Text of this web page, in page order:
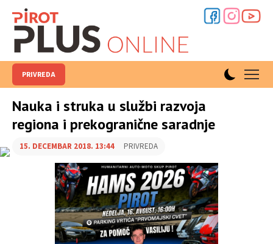
PRIVREDA
Nauka i struka u službi razvoja
regiona i prekogranične saradnje
15. DECEMBAR 2018. 13:44 PRIVREDA